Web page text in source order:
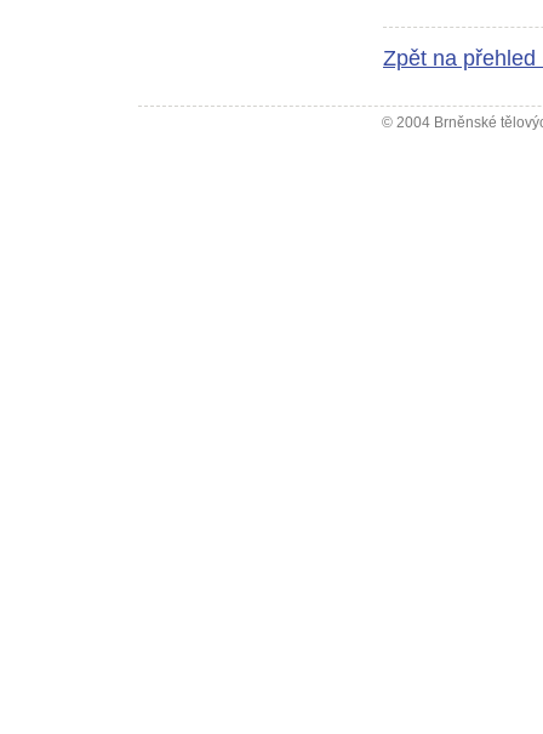
Zpět na přehled
© 2004 Brněnské